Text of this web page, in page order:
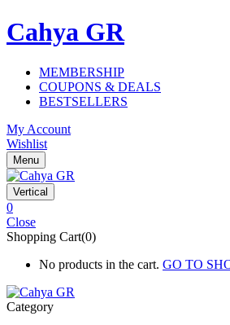
Cahya GR
MEMBERSHIP
COUPONS & DEALS
BESTSELLERS
My Account
Wishlist
Menu
Vertical
0
Close
Shopping Cart(0)
No products in the cart. GO TO
Category